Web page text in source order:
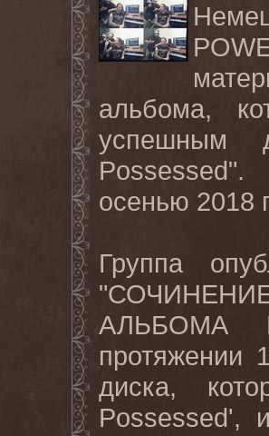
альбома,
успешным
Possessed".
осенью 2018
Группа
АЛЬБОМА
протяжении
диска,
Possessed',